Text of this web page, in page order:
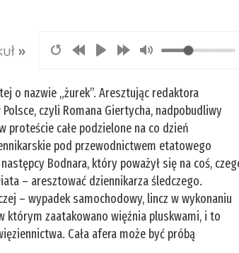
o nazwie „żurek”. Aresztując redaktora
czyli Romana Giertycha, nadpobudliwy
proteście całe podzielone na co dzień
pod przewodnictwem etatowego
Bodnara, który poważył się na coś,
– aresztować dziennikarza śledczego.
– wypadek samochodowy, lincz w wykonaniu
którym zaatakowano więźnia pluskwami, i to
Cała afera może być próbą